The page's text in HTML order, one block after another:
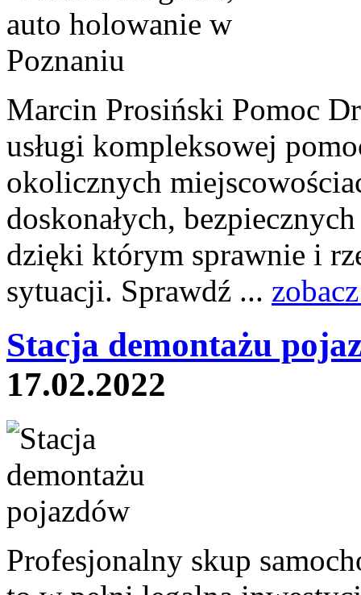
Marcin Prosiński Pomoc
usługi kompleksowej
okolicznych
doskonałych,
dzięki którym sprawnie i
sytuacji. Sprawdź ...
Stacja demontażu
17.02.2022
Profesjonalny skup